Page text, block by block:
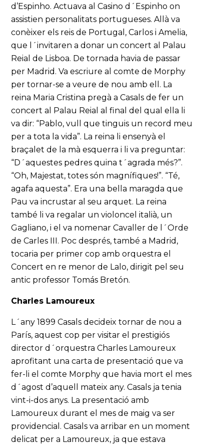
d’Espinho. Actuava al Casino d´Espinho on
assistien personalitats portugueses. Allà va
conèixer els reis de Portugal, Carlos i Amelia,
que l´invitaren a donar un concert al Palau
Reial de Lisboa. De tornada havia de passar
per Madrid. Va escriure al comte de Morphy
per tornar-se a veure de nou amb ell. La
reina Maria Cristina pregà a Casals de fer un
concert al Palau Reial al final del qual ella li
va dir: “Pablo, vull que tinguis un record meu
per a tota la vida”. La reina li ensenyà el
braçalet de la mà esquerra i li va preguntar:
“D´aquestes pedres quina t´agrada més?”.
“Oh, Majestat, totes són magnífiques!”. “Té,
agafa aquesta”. Era una bella maragda que
Pau va incrustar al seu arquet. La reina
també li va regalar un violoncel italià, un
Gagliano, i el va nomenar Cavaller de l´Orde
de Carles III. Poc després, també a Madrid,
tocaria per primer cop amb orquestra el
Concert en re menor de Lalo, dirigit pel seu
antic professor Tomás Bretón.
Charles Lamoureux
L´any 1899 Casals decideix tornar de nou a
París, aquest cop per visitar el prestigiós
director d´orquestra Charles Lamoureux
aprofitant una carta de presentació que va
fer-li el comte Morphy que havia mort el mes
d´agost d’aquell mateix any. Casals ja tenia
vint-i-dos anys. La presentació amb
Lamoureux durant el mes de maig va ser
providencial. Casals va arribar en un moment
delicat per a Lamoureux, ja que estava